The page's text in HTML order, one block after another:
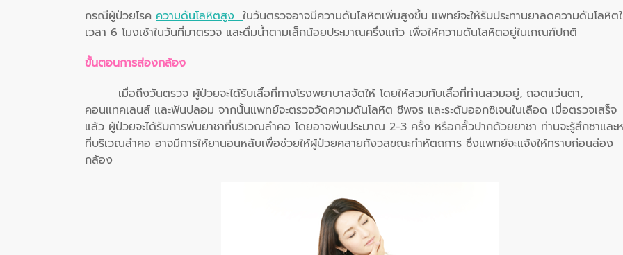
กรณีผู้ป่วยโรค ความดันโลหิตสูง ในวันตรวจอาจมีความดันโลหิตเพิ่มสูงขึ้น แพทย์จะให้รับประทานยาลดความดันโลหิต
เวลา 6 โมงเช้าในวันที่มาตรวจ และดื่มน้ำตามเล็กน้อยประมาณครึ่งแก้ว เพื่อให้ความดันโลหิตอยู่ในเกณฑ์ปกติ
ขั้นตอนการส่องกล้อง
เมื่อถึงวันตรวจ ผู้ป่วยจะได้รับเสื้อที่ทางโรงพยาบาลจัดให้ โดยให้สวมทับเสื้อที่ท่านสวมอยู่, ถอดแว่นตา,
คอนแทคเลนส์ และฟันปลอม จากนั้นแพทย์จะตรวจวัดความดันโลหิต ชีพจร และระดับออกซิเจนในเลือด เมื่อตรวจเสร็จ
แล้ว ผู้ป่วยจะได้รับการพ่นยาชาที่บริเวณลำคอ โดยอาจพ่นประมาณ 2-3 ครั้ง หรือกลั้วปากด้วยยาชา ท่านจะรู้สึกชาและ
ที่บริเวณลำคอ อาจมีการให้ยานอนหลับเพื่อช่วยให้ผู้ป่วยคลายกังวลขณะทำหัตถการ ซึ่งแพทย์จะแจ้งให้ทราบก่อนส่อง
กล้อง